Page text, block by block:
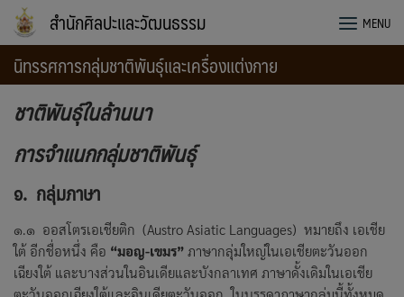
Skip
สำนักศิลปะและวัฒนธรรม MENU
นิทรรศการกลุ่มชาติพันธุ์และเครื่องแต่งกาย
ชาติพันธุ์ในล้านนา
การจำแนกกลุ่มชาติพันธุ์
๑. กลุ่มภาษา
๑.๑ ออสโตรเอเชียติก (Austro Asiatic Languages) หมายถึง เอเชีย
ใต้ อีกชื่อหนึ่ง คือ “มอญ-เขมร” ภาษากลุ่มใหญ่ในเอเชียตะวันออก
เฉียงใต้ และบางส่วนในอินเดียและบังกลาเทศ ภาษาดั้งเดิมในเอเชีย